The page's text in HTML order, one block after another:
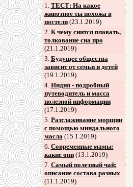
1. ТЕСТ: На какое
животное ты похожа в
постели(23.1.2019)
2. К чему снится плавать,
толкование сна про
(21.1.2019)
3. Будущее общества
зависит от семьи и детей
(19.1.2019)
4. Индия - подробный
путеводитель и масса
полезной информации
(17.1.2019)
5. Разглаживание морщин
с помощью миндального
масла(15.1.2019)
6. Современные мамы:
какие они(13.1.2019)
7. Самый полезный чай:
описание состава разных
(11.1.2019)